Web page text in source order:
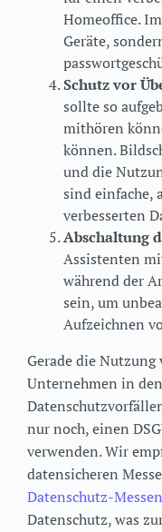
Homeoffice.
Geräte,
Schutz vor
sollte so
mithören
können.
und die
sind einfache,
verbesserten
Abschaltung
Assistenten
während der
sein, um
Aufzeichnen
Gerade die
Unternehmen in
nur noch, einen
verwenden. Wir
datensicheren
Datenschutz-
Datenschutz, was